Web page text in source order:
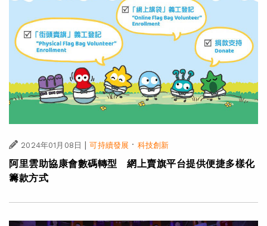
2024年01月08日 | 可持續發展 · 科技創新
阿里雲助協康會數碼轉型 網上賣旗平台提供便捷多樣化
籌款方式